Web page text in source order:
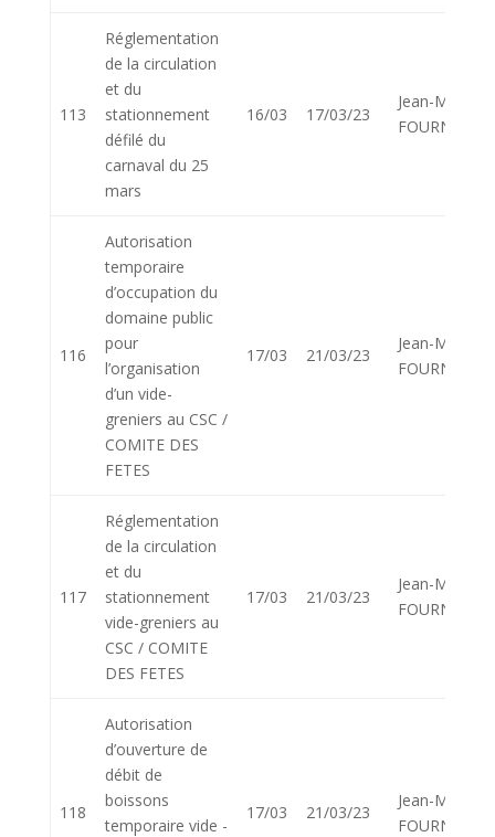
113
Réglementation
de la circulation
et du
stationnement
défilé du
carnaval du 25
mars
16/03 17/03/23
Jean-Marie
FOURNIER
116
Autorisation
temporaire
d’occupation du
domaine public
pour
l’organisation
d’un vide-
greniers au CSC /
COMITE DES
FETES
17/03 21/03/23
Jean-Marie
FOURNIER
117
Réglementation
de la circulation
et du
stationnement
vide-greniers au
CSC / COMITE
DES FETES
17/03 21/03/23
Jean-Marie
FOURNIER
118
Autorisation
d’ouverture de
débit de
boissons
temporaire vide -
17/03 21/03/23
Jean-Marie
FOURNIER